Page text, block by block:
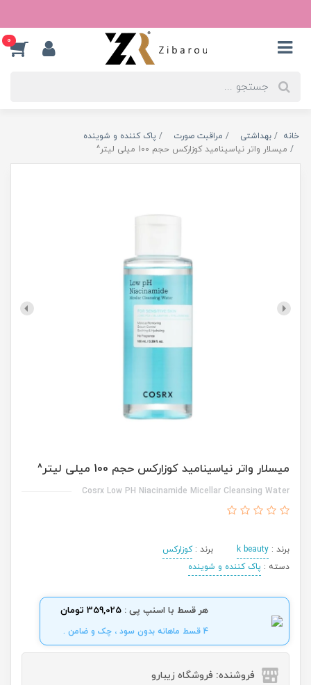
0
خانه بهداشتی مراقبت صورت
پاک کننده و شوینده
میسلار واتر نیاسینامید کوزارکس حجم 100 میلی لیتر^
میسلار واتر نیاسینامید کوزارکس حجم 100 میلی لیتر^
Cosrx Low PH Niacinamide Micellar Cleansing Water
برند : k beauty برند :کوزارکس
دسته : پاک کننده و شوینده
هر قسط با اسنپ پی : 359,025 تومان
4 قسط ماهانه بدون سود ، چک و ضامن .
فروشنده: فروشگاه زیبارو